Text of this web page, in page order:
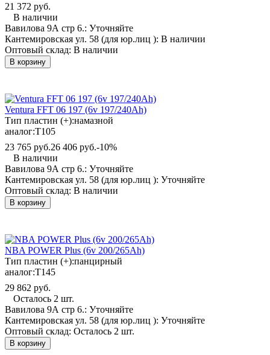
21 372 руб.
В наличии
Вавилова 9А стр 6.: Уточняйте
Кантемировская ул. 58 (для юр.лиц ): В наличии
Оптовый склад: В наличии
В корзину
Ventura FFT 06 197 (6v 197/240Ah)
Тип пластин (+):намазной
аналог:T105
23 765 руб.26 406 руб.-10%
В наличии
Вавилова 9А стр 6.: Уточняйте
Кантемировская ул. 58 (для юр.лиц ): Уточняйте
Оптовый склад: В наличии
В корзину
NBA POWER Plus (6v 200/265Ah)
Тип пластин (+):панцирный
аналог:T145
29 862 руб.
Осталось 2 шт.
Вавилова 9А стр 6.: Уточняйте
Кантемировская ул. 58 (для юр.лиц ): Уточняйте
Оптовый склад: Осталось 2 шт.
В корзину